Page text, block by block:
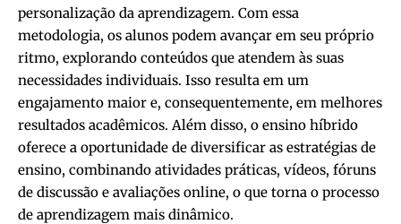
personalização da aprendizagem. Com essa
metodologia, os alunos podem avançar em seu próprio
ritmo, explorando conteúdos que atendem às suas
necessidades individuais. Isso resulta em um
engajamento maior e, consequentemente, em melhores
resultados acadêmicos. Além disso, o ensino híbrido
oferece a oportunidade de diversificar as estratégias de
ensino, combinando atividades práticas, vídeos, fóruns
de discussão e avaliações online, o que torna o processo
de aprendizagem mais dinâmico.